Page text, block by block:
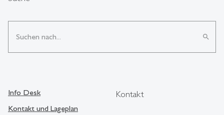
search
Info Desk
Kontakt und Lageplan
Kontakt